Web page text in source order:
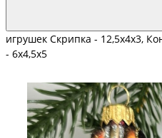
игрушек Скрипка - 12,5х4х3,
- 6х4,5х5